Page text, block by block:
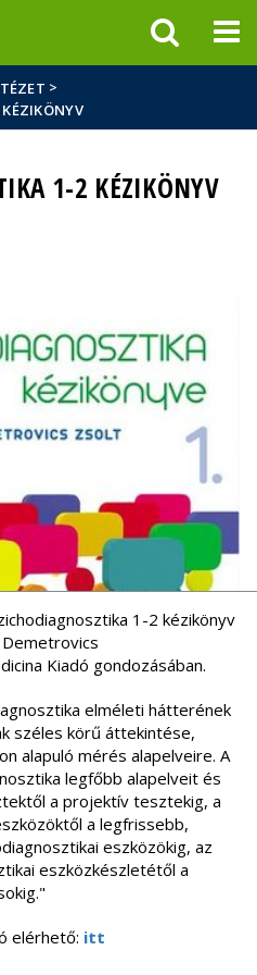
>
1-2 KÉZIKÖNYV
1-2 kézikönyv
Kiadó gondozásában.
elméleti hátterének
széles körű áttekintése,
alapuló mérés alapelveire. A
legfőbb alapelveit és
a projektív tesztekig, a
a legfrissebb,
eszközökig, az
eszközkészletétől a
elérhető: itt